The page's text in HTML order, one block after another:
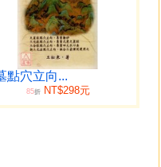
點穴立向...
85折NT$298元